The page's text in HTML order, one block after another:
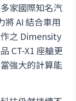
家國際知名汽
AI 結合車用
之 Dimensity
CT-X1 座艙更
強大的計算能